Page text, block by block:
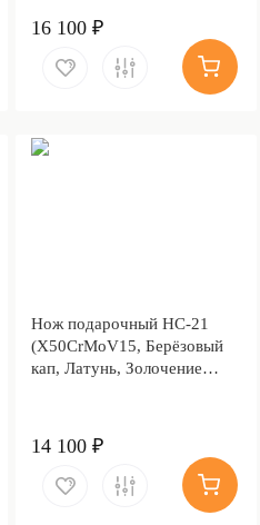
16 100 ₽
Нож подарочный НС-21
(X50CrMoV15, Берёзовый
кап, Латунь, Золочение
14 100 ₽